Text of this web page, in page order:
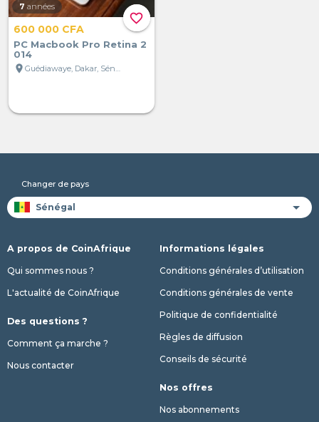
favorite_border
7 années
600 000 CFA
PC Macbook Pro Retina 2
014
location_on
Changer de pays
A propos de CoinAfrique
Qui sommes nous ?
L'actualité de CoinAfrique
Des questions ?
Comment ça marche ?
Nous contacter
Informations légales
Conditions générales d’utilisation
Conditions générales de vente
Politique de confidentialité
Règles de diffusion
Conseils de sécurité
Nos offres
Nos abonnements